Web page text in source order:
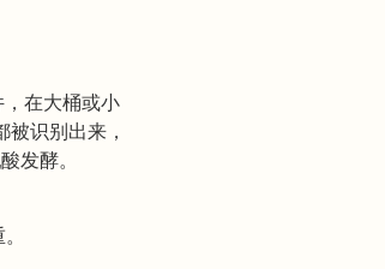
在大桶或小
识别出来，
发酵。